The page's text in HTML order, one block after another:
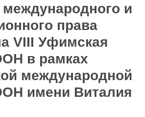
и
права
VIII Уфимская
в рамках
международной
имени Виталия